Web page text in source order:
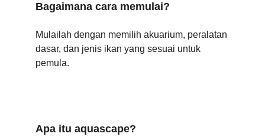
Bagaimana cara memulai?
Mulailah dengan memilih akuarium, peralatan
dasar, dan jenis ikan yang sesuai untuk
pemula.
Apa itu aquascape?